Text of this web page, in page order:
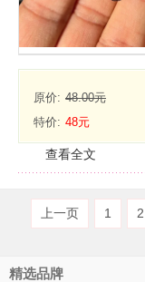
原价: 48.00元
特价: 48元
查看全文
上一页 1 2
精选品牌